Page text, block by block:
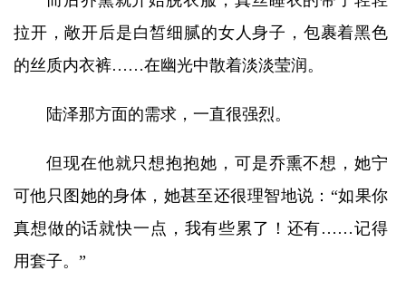
拉开，敞开后是白皙细腻的女人身子，包裹着黑色
的丝质内衣裤……在幽光中散着淡淡莹润。
陆泽那方面的需求，一直很强烈。
但现在他就只想抱抱她，可是乔熏不想，她宁
可他只图她的身体，她甚至还很理智地说：“如果你
真想做的话就快一点，我有些累了！还有……记得
用套子。”